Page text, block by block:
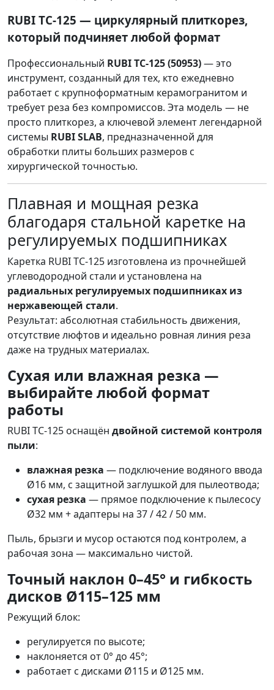
RUBI TC-125 — циркулярный плиткорез,
который подчиняет любой формат
Профессиональный RUBI TC-125 (50953)— это
инструмент, созданный для тех, кто ежедневно
работает с крупноформатным керамогранитом и
требует реза без компромиссов. Эта модель — не
просто плиткорез, а ключевой элемент легендарной
системы RUBI SLAB, предназначенной для
обработки плиты больших размеров с
хирургической точностью.
Плавная и мощная резка
благодаря стальной каретке на
регулируемых подшипниках
Каретка RUBI TC-125 изготовлена из прочнейшей
углеводородной стали и установлена на
радиальных регулируемых подшипниках из
нержавеющей стали.
Результат: абсолютная стабильность движения,
отсутствие люфтов и идеально ровная линия реза
даже на трудных материалах.
Сухая или влажная резка —
выбирайте любой формат
работы
RUBI TC-125 оснащён двойной системой контроля
пыли:
влажная резка — подключение водяного ввода
Ø16 мм, с защитной заглушкой для пылеотвода;
сухая резка — прямое подключение к пылесосу
Ø32 мм + адаптеры на 37 / 42 / 50 мм.
Пыль, брызги и мусор остаются под контролем, а
рабочая зона — максимально чистой.
Точный наклон 0–45° и гибкость
дисков Ø115–125 мм
Режущий блок:
регулируется по высоте;
наклоняется от 0° до 45°;
работает с дисками Ø115 и Ø125 мм.